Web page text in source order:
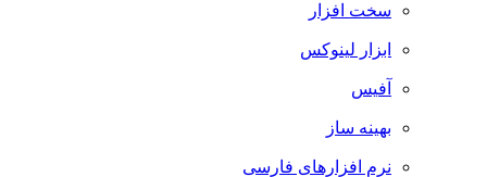
سخت افزار
ابزار لینوکس
آفیس
بهینه ساز
نرم افزارهای فارسی